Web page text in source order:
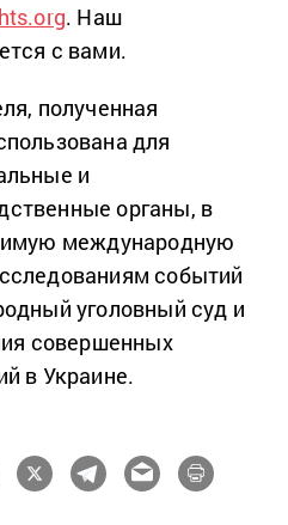
. Наш
с вами.
полученная
для
и
органы, в
международную
событий
уголовный суд и
совершенных
в Украине.